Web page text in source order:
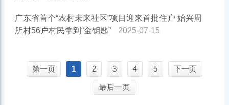
广东省首个“农村未来社区”项目迎来首批住户 始兴周
所村56户村民拿到“金钥匙”
2025-07-15
第一页 1 2 3 4 5 下一页
最后一页